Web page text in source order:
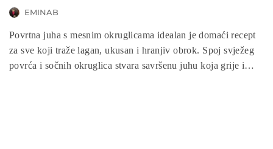
EMINAB
Povrtna juha s mesnim okruglicama idealan je domaći recept
za sve koji traže lagan, ukusan i hranjiv obrok. Spoj svježeg
povrća i sočnih okruglica stvara savršenu juhu koja grije i